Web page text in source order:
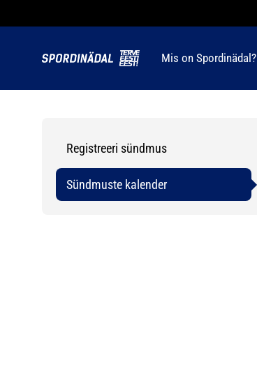
Mis on Spordinädal?
Registreeri sündmus
Sündmuste kalender